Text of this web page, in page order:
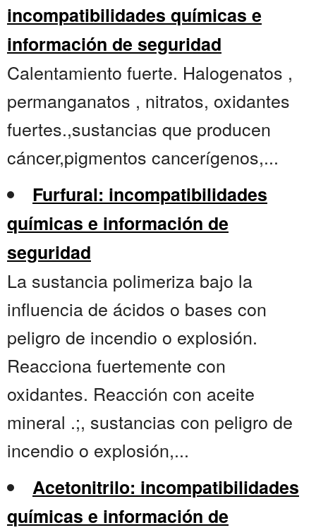
incompatibilidades químicas e
información de seguridad
Calentamiento fuerte. Halogenatos ,
permanganatos , nitratos, oxidantes
fuertes.,sustancias que producen
cáncer,pigmentos cancerígenos,...
Furfural: incompatibilidades
químicas e información de
seguridad
La sustancia polimeriza bajo la
influencia de ácidos o bases con
peligro de incendio o explosión.
Reacciona fuertemente con
oxidantes. Reacción con aceite
mineral .;, sustancias con peligro de
incendio o explosión,...
Acetonitrilo: incompatibilidades
químicas e información de